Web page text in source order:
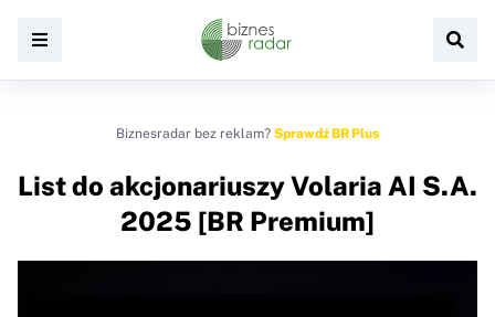
Biznesradar bez reklam? Sprawdź BR Plus
List do akcjonariuszy Volaria AI S.A.
2025 [BR Premium]